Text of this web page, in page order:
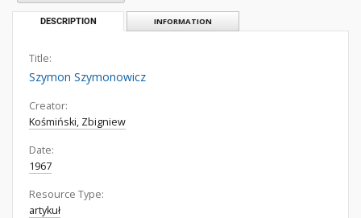
DESCRIPTION INFORMATION
Title:
Szymon Szymonowicz
Creator:
Kośmiński, Zbigniew
Date:
1967
Resource Type:
artykuł